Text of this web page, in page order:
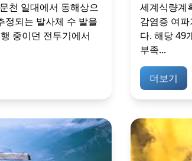
천 일대에서 동해상으
정되는 발사체 수 발을
중이던 전투기에서
세계식량계
감염증 여
다. 해당 49
부족...
더보기